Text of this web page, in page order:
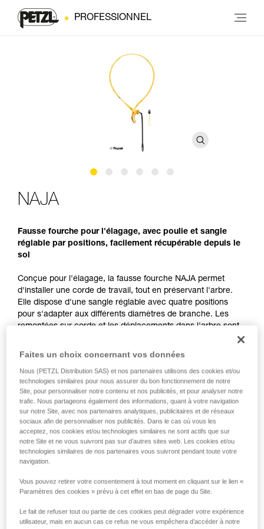
PROFESSIONNEL
NAJA
Fausse fourche pour l'élagage, avec poulie et sangle
réglable par positions, facilement récupérable depuis le
sol
Conçue pour l'élagage, la fausse fourche NAJA permet
d'installer une corde de travail, tout en préservant l'arbre.
Elle dispose d'une sangle réglable avec quatre positions
pour s'adapter aux différents diamètres de branche. Les
remontées sur corde et les déplacements dans l'arbre sont
coulissement de la corde au niveau de l'amarrage. Le
boule de ferlette fournie.
HOW TO use NAJA in a Stationary Rope
System
Faites un choix concernant vos données
Nous (PETZL Distribution SAS) et nos partenaires utilisons des cookies et/ou
technologies similaires pour nous assurer du bon fonctionnement de notre
Site, pour personnaliser notre contenu et nos publicités, et pour analyser notre
trafic. Nous partageons également des informations, quant à votre navigation
sur notre Site, avec nos partenaires analytiques, publicitaires et de réseaux
sociaux afin de personnaliser nos publicités. Dans le cas où vous les
acceptez, nos cookies et/ou technologies similaires ne sont actifs que sur
notre Site et ne vous suivront pas sur d’autres sites web. Les cookies et/ou
technologies similaires de nos partenaires vous suivront pendant toute votre
navigation.
Vous pouvez retirer votre consentement à tout moment en cliquant sur le lien «
Paramètres des cookies » prévu à cet effet en bas de page du Site.
Le fait de refuser tout ou partie de ces cookies peut dégrader votre expérience
utilisateur, mais en aucun cas ce refus ne vous empêchera d’accéder à notre